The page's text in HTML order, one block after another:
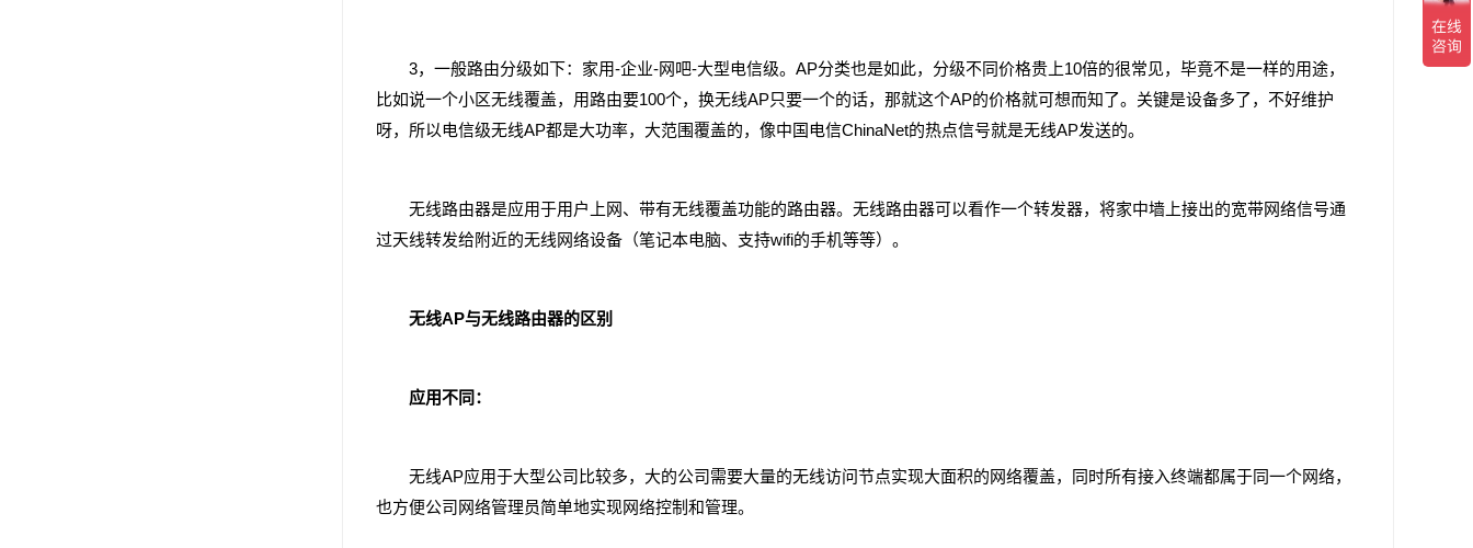
3，一般路由分级如下：家用-企业-网吧-大型电信级。AP分类也是如此，分级不同价格贵上10倍的很常见，毕竟不是一样的用途，
比如说一个小区无线覆盖，用路由要100个，换无线AP只要一个的话，那就这个AP的价格就可想而知了。关键是设备多了，不好维护
呀，所以电信级无线AP都是大功率，大范围覆盖的，像中国电信ChinaNet的热点信号就是无线AP发送的。
无线路由器是应用于用户上网、带有无线覆盖功能的路由器。无线路由器可以看作一个转发器，将家中墙上接出的宽带网络信号通
过天线转发给附近的无线网络设备（笔记本电脑、支持wifi的手机等等）。
无线AP与无线路由器的区别
应用不同：
无线AP应用于大型公司比较多，大的公司需要大量的无线访问节点实现大面积的网络覆盖，同时所有接入终端都属于同一个网络，
也方便公司网络管理员简单地实现网络控制和管理。